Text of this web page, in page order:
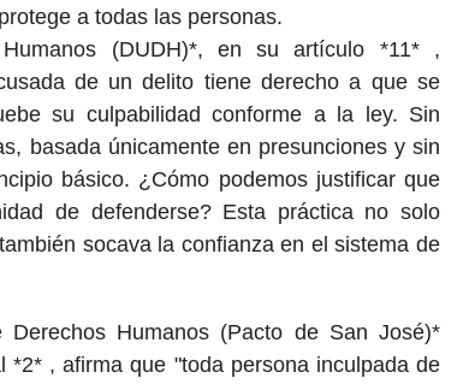
a todas las personas.
(DUDH)*, en su artículo *11* ,
de un delito tiene derecho a que se
su culpabilidad conforme a la ley. Sin
basada únicamente en presunciones y sin
básico. ¿Cómo podemos justificar que
de defenderse? Esta práctica no solo
socava la confianza en el sistema de
Humanos (Pacto de San José)*
, afirma que "toda persona inculpada de